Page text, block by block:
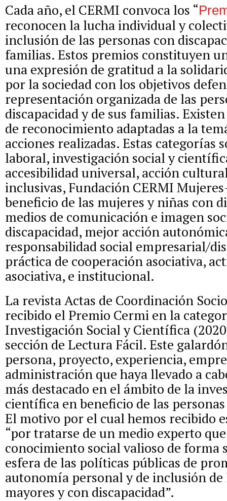
Cada año, el CERMI convoca los “
reconocen la lucha individual y
inclusión de las personas con
familias. Estos premios constituyen
una expresión de gratitud a la
por la sociedad con los objetivos
representación organizada de las
discapacidad y de sus familias.
de reconocimiento adaptadas a la
acciones realizadas. Estas categorías
laboral, investigación social y
accesibilidad universal, acción
inclusivas, Fundación CERMI
beneficio de las mujeres y niñas con
medios de comunicación e imagen
discapacidad, mejor acción
responsabilidad social empresarial/
práctica de cooperación asociativa,
asociativa, e institucional.
La revista Actas de Coordinación
recibido el Premio Cermi en la
Investigación Social y Científica
sección de Lectura Fácil. Este
persona, proyecto, experiencia,
administración que haya llevado a
más destacado en el ámbito de la
científica en beneficio de las
El motivo por el cual hemos recibido
“por tratarse de un medio experto
conocimiento social valioso de forma
esfera de las políticas públicas de
autonomía personal y de inclusión de
mayores y con discapacidad”.